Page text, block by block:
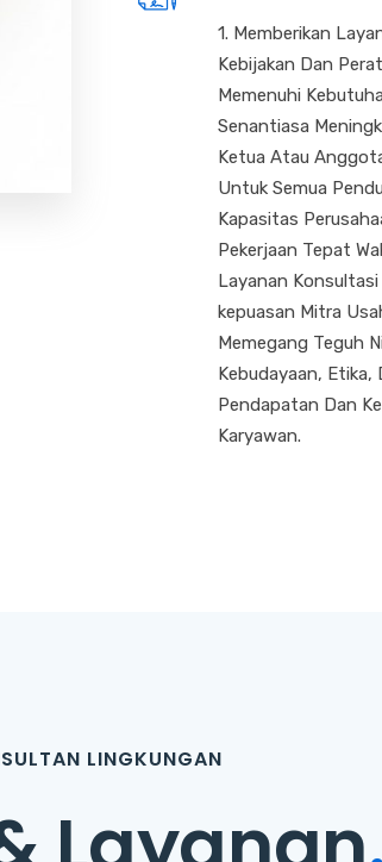
1. Memberikan
Kebijakan Dan
Memenuhi
Senantiasa
Ketua Atau
Untuk Semua
Kapasitas
Pekerjaan Tepat
Layanan
kepuasan Mitra
Memegang Teguh
Kebudayaan,
Pendapatan Dan
Karyawan.
LINGKUNGAN